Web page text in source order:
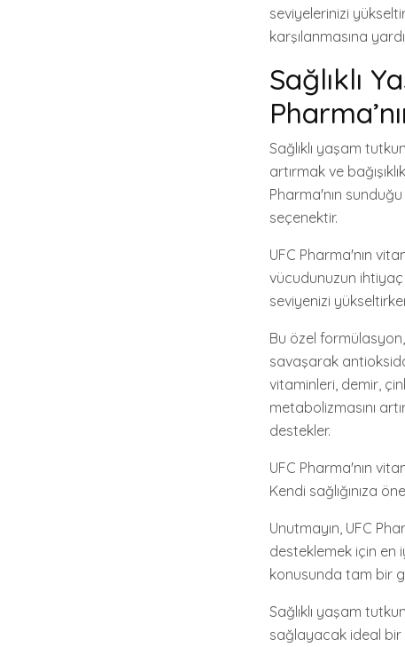
seviyelerinizi
karşılanmasına
Sağlıklı
Sağlıklı yaşam
artırmak ve
Pharma'nın
seçenektir.
UFC Pharma'nın
vücudunuzun
seviyenizi
Bu özel
savaşarak
vitaminleri, demir,
metabolizmasını
destekler.
UFC Pharma'nın
Kendi sağlığınıza
Unutmayın, UFC
desteklemek için en
konusunda tam bir
Sağlıklı yaşam
sağlayacak ideal bir